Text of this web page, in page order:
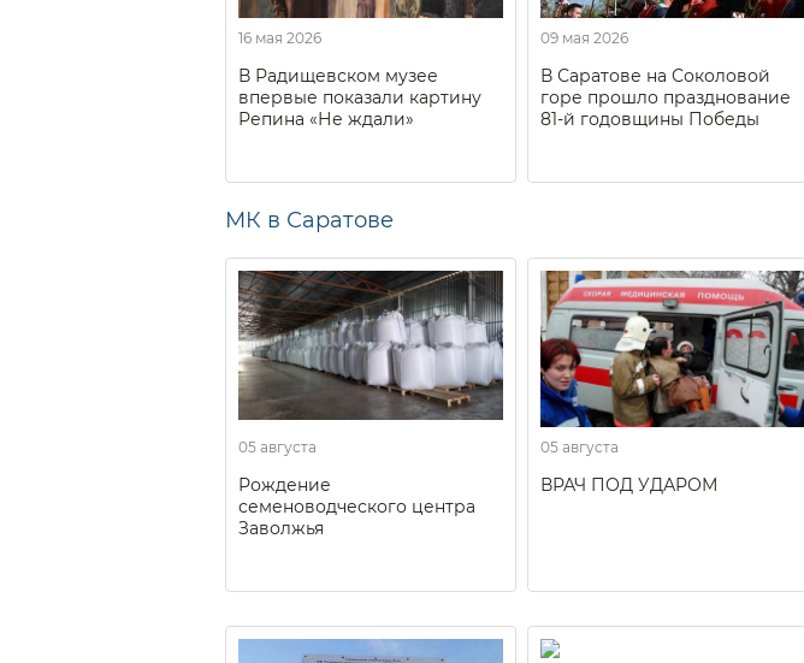
16 мая 2026
В Радищевском музее
впервые показали картину
Репина «Не ждали»
09 мая 2026
В Саратове на Соколовой
горе прошло празднование
81-й годовщины Победы
МК в Саратове
05 августа
Рождение
семеноводческого центра
Заволжья
05 августа
ВРАЧ ПОД УДАРОМ